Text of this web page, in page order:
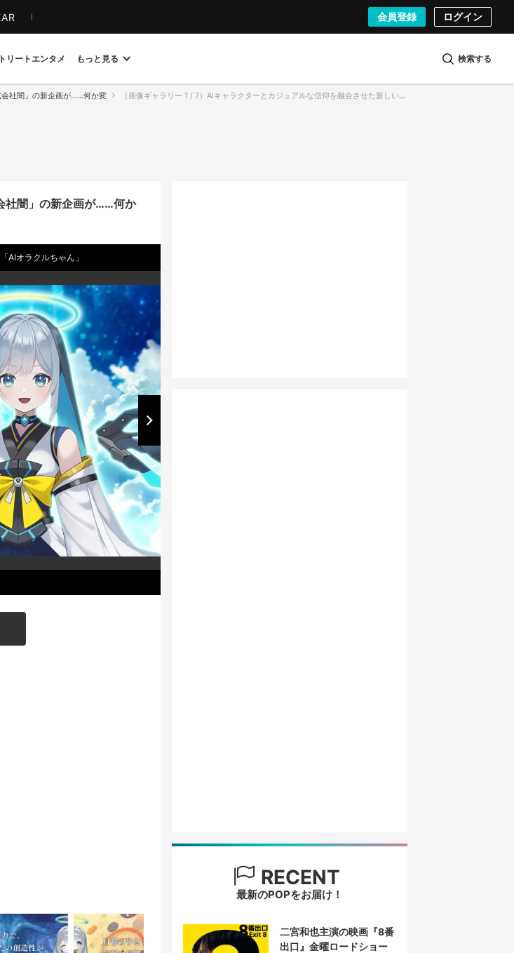
会員登録 ログイン
リート エンタメ もっと見る 検索する
社闇」の新企画が……何か変 （画像ギャラリー 1 / 7）AIキャラクターとカジュアルな信仰を融合させた新しい形のエンターテインメント「AIオラクルちゃん」
社闇」の新企画が……何か
AIオラクルちゃん」
RECENT
最新のPOPをお届け！
二宮和也主演の映画『8番
出口』金曜ロードショー